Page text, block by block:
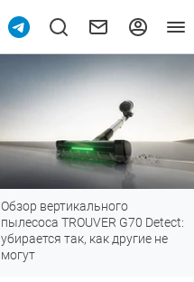
Обзор вертикального
пылесоса TROUVER G70 Detect:
убирается так, как другие не
могут